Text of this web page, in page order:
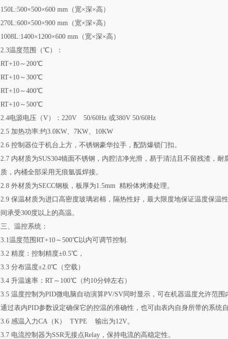
150L:500×500×600 mm（宽×深×高）
270L:600×500×900 mm（宽×深×高）
1008L:1400×1200×600 mm（宽×深×高）
2.3温度范围（℃）：
RT+10～200℃
RT+10～300℃
RT+10～400℃
RT+10～500℃
2.4电源电压（V）：220V 50/60Hz 或380V 50/60Hz
2.5 加热功率:约3.0KW、7KW、10KW
2.6 控制器位于机台上方，不锈钢豪华拉手，配防爆锁门扣。
2.7 内材质为SUS304镜面不锈钢，内腔洁净光滑，易于清洁且不留残渣，
质，内桶全部采用无痕氩弧焊接。
2.8 外材质为SECC钢板，板厚为1.5mm 精粉体烤漆处理。
2.9 保温材质为进口高密度玻璃岩棉，隔热性好，最大限度地保证温度保温
间承受300度以上的高温。
三、温控系统：
3.1温度范围RT+10～500℃以内可调节控制.
3.2 精度：控制精度±0.5℃，
3.3 分布温度±2.0℃（空载）
3.4 升温速率：RT～100℃（约10分钟左右）
3.5 温度控制为PID微电脑自动演算PV/SV同时显示，可在机器温度允许范
通过表内PID参数设定确保它的控温的准确性，也可由表内自身所带的系统
3.6 感温入力CA（K） TYPE 输出为12V。
3.7 电流控制器为SSR无接点Relay，保持电流的高稳定性。